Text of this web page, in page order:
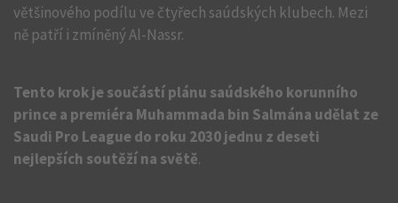
většinového podílu ve čtyřech saúdských klubech. Mezi
ně patří i zmíněný Al-Nassr.
Tento krok je součástí plánu saúdského korunního
prince a premiéra Muhammada bin Salmána udělat ze
Saudi Pro League do roku 2030 jednu z deseti
nejlepších soutěží na světě.